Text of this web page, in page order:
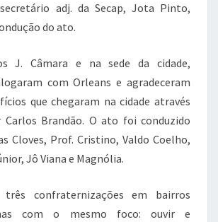
adj. da Secap, Jota Pinto,
do ato.
J. Câmara e na sede da cidade,
com Orleans e agradeceram
que chegaram na cidade através
Carlos Brandão. O ato foi conduzido
Cloves, Prof. Cristino, Valdo Coelho,
Jô Viana e Magnólia.
confraternizações em bairros
com o mesmo foco: ouvir e